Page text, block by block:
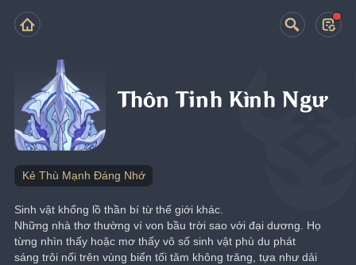
Thôn Tinh Kình Ngư
Kẻ Thù Mạnh Đáng Nhớ
Sinh vật khổng lồ thần bí từ thế giới khác.
Những nhà thơ thường ví von bầu trời sao với đại dương. Họ
từng nhìn thấy hoặc mơ thấy vô số sinh vật phù du phát
sáng trôi nổi trên vùng biển tối tăm không trăng, tựa như dải